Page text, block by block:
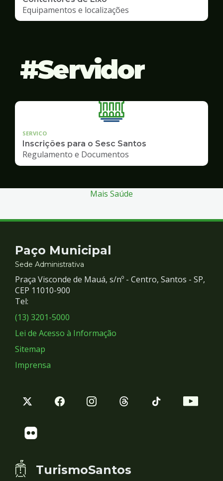
Equipamentos e localizações
Servidor
SERVICO
Inscrições para o Sesc Santos
Regulamento e Documentos
Mais Saúde
Contato
e
Redes
Sociais
Paço Municipal
Sede Administrativa
Praça Visconde de Mauá, s/nº - Centro, Santos - SP,
CEP 11010-900
Tel:
(13) 3201-5000
Lei de Acesso à Informação
Sitemap
Imprensa
TurismoSantos